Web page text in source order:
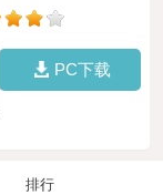
PC下载
排行